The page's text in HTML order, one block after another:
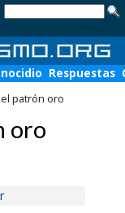
Respuestas
patrón oro
oro